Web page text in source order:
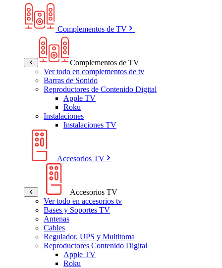
Complementos de TV
Complementos de TV
Ver todo en complementos de tv
Barras de Sonido
Reproductores de Contenido Digital
Apple TV
Roku
Instalaciones
Instalaciones TV
Accesorios TV
Accesorios TV
Ver todo en accesorios tv
Bases y Soportes TV
Antenas
Cables
Regulador, UPS y Multitoma
Reproductores Contenido Digital
Apple TV
Roku